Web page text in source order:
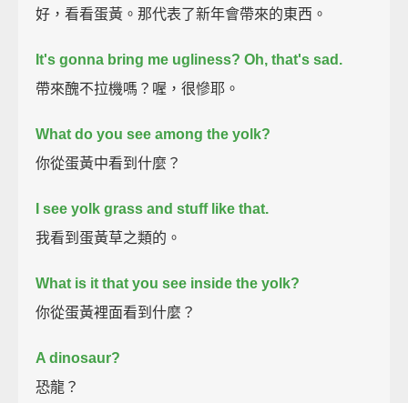
好，看看蛋黃。那代表了新年會帶來的東西。
It's gonna bring me ugliness? Oh, that's sad.
帶來醜不拉機嗎？喔，很慘耶。
What do you see among the yolk?
你從蛋黃中看到什麼？
I see yolk grass and stuff like that.
我看到蛋黃草之類的。
What is it that you see inside the yolk?
你從蛋黃裡面看到什麼？
A dinosaur?
恐龍？